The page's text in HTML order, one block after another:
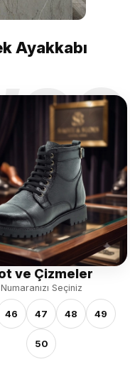
Ayakkabı
’26
ve Çizmeler
Numaranızı Seçiniz
46 47 48 49
50